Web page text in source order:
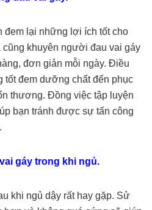
đem lại những lợi ích tốt cho
khuyên người đau vai gáy
đơn giản mỗi ngày. Điều
tốt đem dưỡng chất đến phục
thương. Đồng việc tập luyện
bạn tránh được sự tấn công
gáy trong khi ngủ.
khi ngủ dậy rất hay gặp. Sử